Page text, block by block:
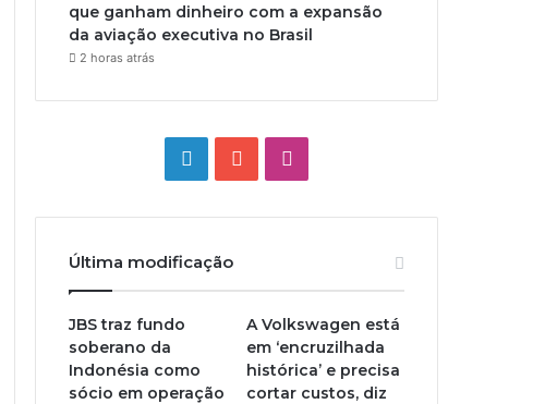
que ganham dinheiro com a expansão
da aviação executiva no Brasil
2 horas atrás
LinkedinYouTube
Última modificação
JBS traz fundo
soberano da
Indonésia como
sócio em operação
A Volkswagen está
em ‘encruzilhada
histórica’ e precisa
cortar custos, diz